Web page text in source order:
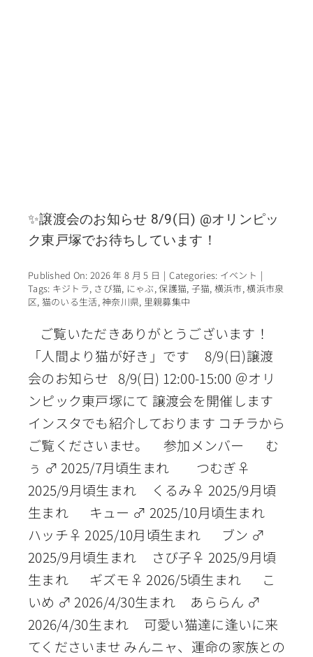
✨譲渡会のお知らせ 8/9(日) @オリンピッ
ク東戸塚でお待ちしています！
Published On: 2026 年 8 月 5 日 | Categories: イベント |
Tags: キジトラ, さび猫, にゃぶ,保護猫, 子猫, 横浜市,横浜市泉
区, 猫のいる生活,神奈川県, 里親募集中
ご覧いただきありがとうございます！
「人間より猫が好き」です 8/9(日)譲渡
会のお知らせ 8/9(日) 12:00-15:00 ＠オリ
ンピック東戸塚にて 譲渡会を開催します
インスタでも紹介しております コチラから
ご覧くださいませ。 参加メンバー む
ぅ ♂ 2025/7月頃生まれ つむぎ♀
2025/9月頃生まれ くるみ♀ 2025/9月頃
生まれ キュー ♂ 2025/10月頃生まれ
ハッチ♀ 2025/10月頃生まれ ブン ♂
2025/9月頃生まれ さび子♀ 2025/9月頃
生まれ ギズモ♀ 2026/5頃生まれ こ
いめ ♂ 2026/4/30生まれ あららん ♂
2026/4/30生まれ 可愛い猫達に逢いに来
てくださいませ みんニャ、運命の家族との